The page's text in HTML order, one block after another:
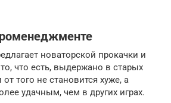
новаторской прокачки и
что есть, выдержано в старых
того не становится хуже, а
удачным, чем в других играх.